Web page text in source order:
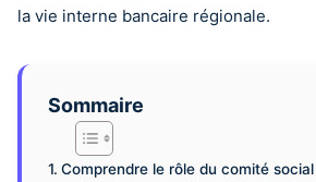
la vie interne bancaire régionale.
Sommaire
Comprendre le rôle du comité